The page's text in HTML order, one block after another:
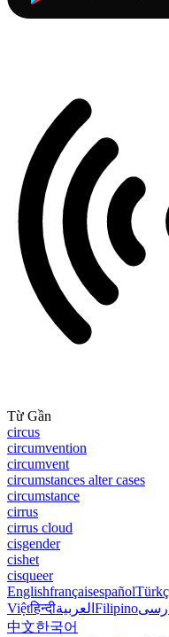
Từ Gần
circus
circumvention
circumvent
circumstances alter cases
circumstance
cirrus
cirrus cloud
cisgender
cishet
cisqueer
Englishfrançaisespañol
Việtहिन्दीالعربية Filipino
中文한국어